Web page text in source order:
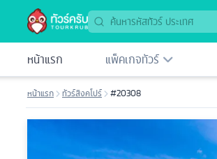
หน้าแรก แพ็คเกจทัวร์
หน้าแรก ทัวร์สิงคโปร์ #20308